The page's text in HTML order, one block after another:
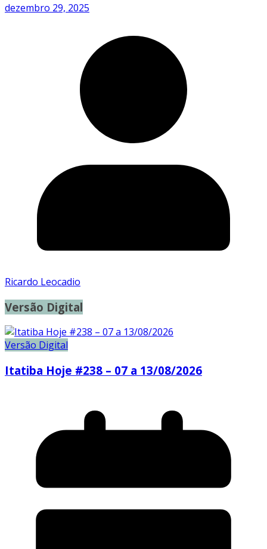
dezembro 29, 2025
Ricardo Leocadio
Versão Digital
Versão Digital
Itatiba Hoje #238 – 07 a 13/08/2026